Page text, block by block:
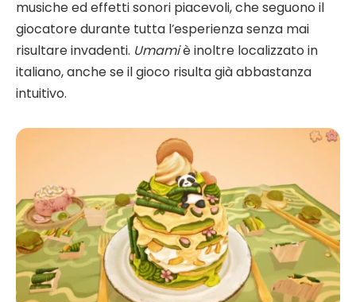
musiche ed effetti sonori piacevoli, che seguono il
giocatore durante tutta l’esperienza senza mai
risultare invadenti. Umamiè inoltre localizzato in
italiano, anche se il gioco risulta già abbastanza
intuitivo.